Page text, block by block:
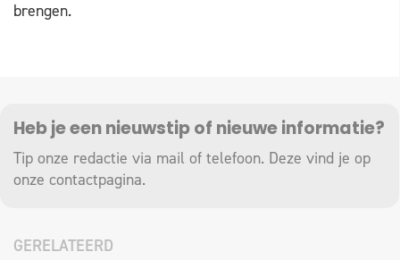
brengen.
Heb je een nieuwstip of nieuwe informatie?
Tip onze redactie via mail of telefoon. Deze vind je op
onze contactpagina.
GERELATEERD